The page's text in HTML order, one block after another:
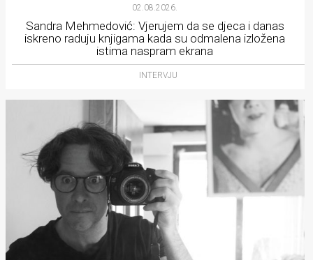
02.08.2026.
Sandra Mehmedović: Vjerujem da se djeca i danas
iskreno raduju knjigama kada su odmalena izložena
istima naspram ekrana
INTERVJU